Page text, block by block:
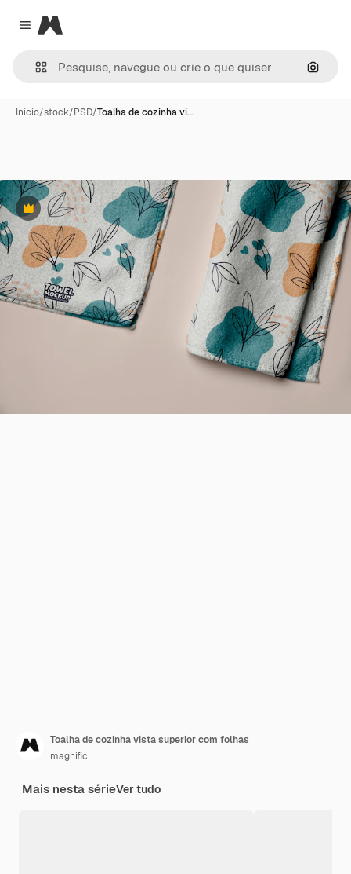
Close menu
Magnific
Início/stock/PSD/Toalha de cozinha vi…
Premium
Toalha de cozinha vista superior com folhas
magnific
Mais nesta sérieVer tudo